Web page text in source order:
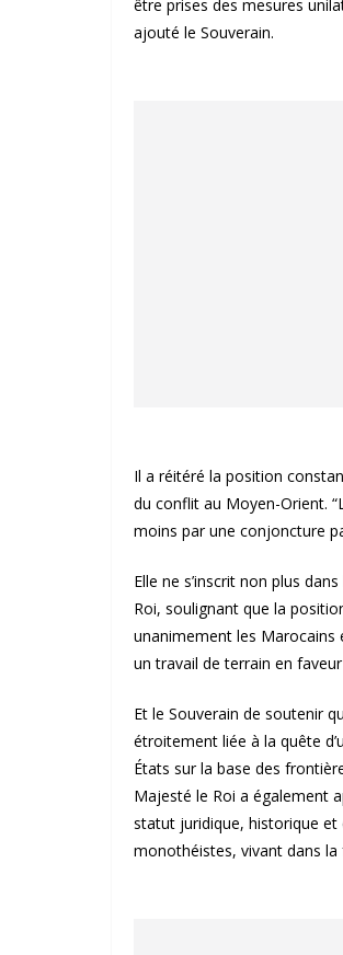
être prises des mesures
ajouté le Souverain.
Il a réitéré la position
du conflit au Moyen-Orient.
moins par une conjoncture
Elle ne s’inscrit non plus
Roi, soulignant que la
unanimement les
un travail de terrain en
Et le Souverain de soutenir
étroitement liée à la quête
États sur la base des
Majesté le Roi a également
statut juridique, historique et
monothéistes, vivant dans la